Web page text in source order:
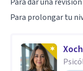
Para prolongar tu